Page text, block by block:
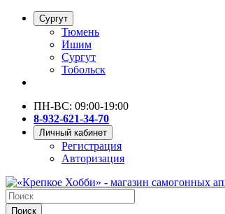
Сургут
Тюмень
Ишим
Сургут
Тобольск
ПН-ВС: 09:00-19:00
8-932-621-34-70
Личный кабинет
Регистрация
Авторизация
Поиск